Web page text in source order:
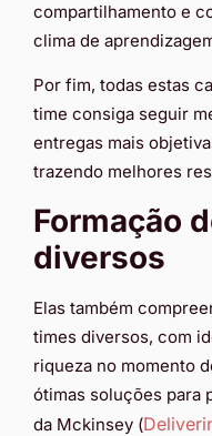
compartilhamento e
clima de
Por fim, todas estas
time consiga seguir
entregas mais
trazendo melhores
Formação
diversos
Elas também
times diversos, com
riqueza no momento
ótimas soluções para
da Mckinsey (